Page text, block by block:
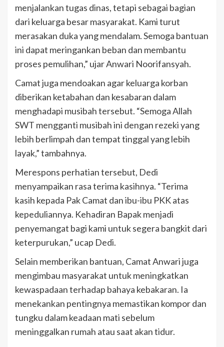
menjalankan tugas dinas, tetapi sebagai bagian
dari keluarga besar masyarakat. Kami turut
merasakan duka yang mendalam. Semoga bantuan
ini dapat meringankan beban dan membantu
proses pemulihan,” ujar Anwari Noorifansyah.
Camat juga mendoakan agar keluarga korban
diberikan ketabahan dan kesabaran dalam
menghadapi musibah tersebut. “Semoga Allah
SWT mengganti musibah ini dengan rezeki yang
lebih berlimpah dan tempat tinggal yang lebih
layak,” tambahnya.
Merespons perhatian tersebut, Dedi
menyampaikan rasa terima kasihnya. “Terima
kasih kepada Pak Camat dan ibu-ibu PKK atas
kepeduliannya. Kehadiran Bapak menjadi
penyemangat bagi kami untuk segera bangkit dari
keterpurukan,” ucap Dedi.
Selain memberikan bantuan, Camat Anwari juga
mengimbau masyarakat untuk meningkatkan
kewaspadaan terhadap bahaya kebakaran. Ia
menekankan pentingnya memastikan kompor dan
tungku dalam keadaan mati sebelum
meninggalkan rumah atau saat akan tidur.